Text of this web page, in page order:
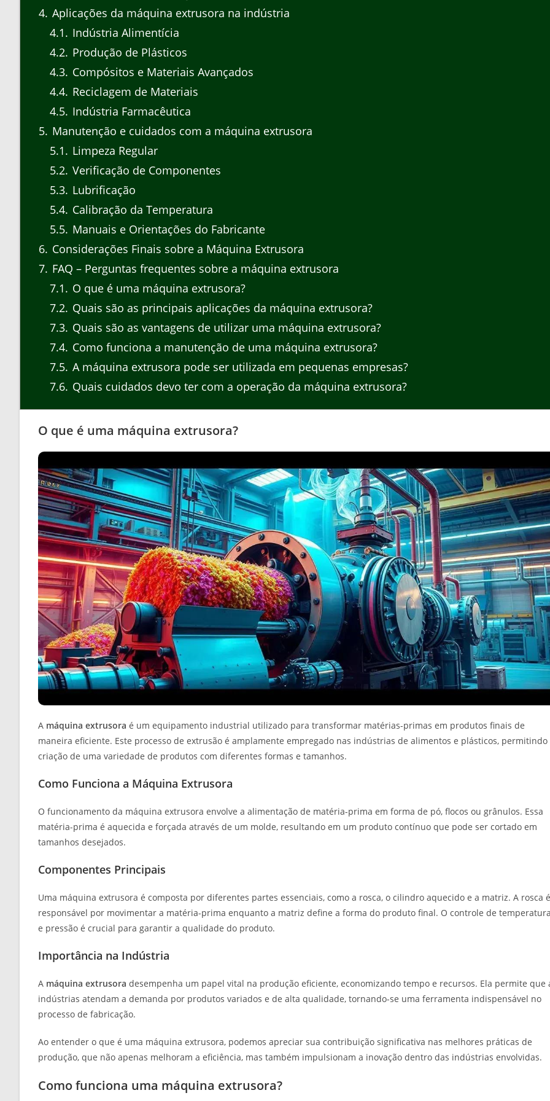
4 Aplicações da máquina extrusora na indústria
4.1
Indústria Alimentícia
4.2 Produção de Plásticos
4.3 Compósitos e Materiais Avançados
4.4 Reciclagem de Materiais
4.5 Indústria Farmacêutica
5 Manutenção e cuidados com a máquina extrusora
5.1
Limpeza Regular
5.2 Verificação de Componentes
5.3 Lubrificação
5.4 Calibração da Temperatura
5.5 Manuais e Orientações do Fabricante
6 Considerações Finais sobre a Máquina Extrusora
7 FAQ – Perguntas frequentes sobre a máquina extrusora
7.1
O que é uma máquina extrusora?
7.2 Quais são as principais aplicações da máquina extrusora?
7.3 Quais são as vantagens de utilizar uma máquina extrusora?
7.4 Como funciona a manutenção de uma máquina extrusora?
7.5 A máquina extrusora pode ser utilizada em pequenas empresas?
7.6 Quais cuidados devo ter com a operação da máquina extrusora?
O que é uma máquina extrusora?
A máquina extrusora é um equipamento industrial utilizado para transformar matérias-primas em produtos finais de
maneira eficiente. Este processo de extrusão é amplamente empregado nas indústrias de alimentos e plásticos, permitindo
criação de uma variedade de produtos com diferentes formas e tamanhos.
Como Funciona a Máquina Extrusora
O funcionamento da máquina extrusora envolve a alimentação de matéria-prima em forma de pó, flocos ou grânulos. Essa
matéria-prima é aquecida e forçada através de um molde, resultando em um produto contínuo que pode ser cortado em
tamanhos desejados.
Componentes Principais
Uma máquina extrusora é composta por diferentes partes essenciais, como a rosca, o cilindro aquecido e a matriz. A rosca é
responsável por movimentar a matéria-prima enquanto a matriz define a forma do produto final. O controle de
e pressão é crucial para garantir a qualidade do produto.
Importância na Indústria
A máquina extrusora desempenha um papel vital na produção eficiente, economizando tempo e recursos. Ela permite que
indústrias atendam a demanda por produtos variados e de alta qualidade, tornando-se uma ferramenta indispensável no
processo de fabricação.
Ao entender o que é uma máquina extrusora, podemos apreciar sua contribuição significativa nas melhores práticas de
produção, que não apenas melhoram a eficiência, mas também impulsionam a inovação dentro das indústrias envolvidas.
Como funciona uma máquina extrusora?